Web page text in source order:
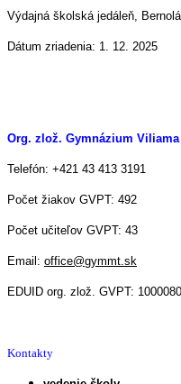
Výdajná školská jedáleň,
Dátum zriadenia: 1. 12. 2025
Org. zlož. Gymnázium
Telefón: +421 43 413 3191
Počet žiakov GVPT: 492
Počet učiteľov GVPT: 43
Email: office@gymmt.sk
EDUID org. zlož. GVPT:
Kontakty